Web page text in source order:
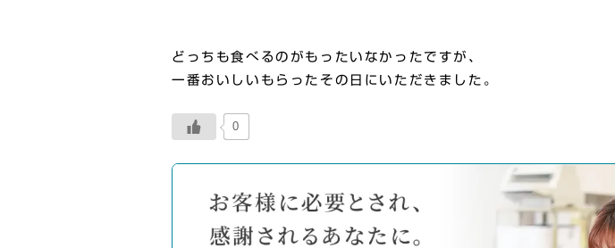
どっちも食べるのがもったいなかったですが、
一番おいしいもらったその日にいただきました。
0